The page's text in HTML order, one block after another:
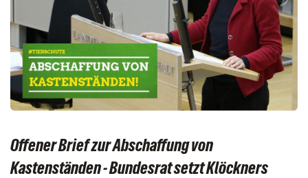
Offener Brief zur Abschaffung von
Kastenständen - Bundesrat setzt Klöckners